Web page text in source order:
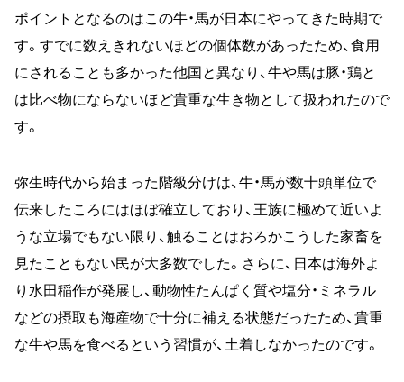
ポイントとなるのはこの牛・馬が日本にやってきた時期で
す。すでに数えきれないほどの個体数があったため、食用
にされることも多かった他国と異なり、牛や馬は豚・鶏と
は比べ物にならないほど貴重な生き物として扱われたので
す。
弥生時代から始まった階級分けは、牛・馬が数十頭単位で
伝来したころにはほぼ確立しており、王族に極めて近いよ
うな立場でもない限り、触ることはおろかこうした家畜を
見たこともない民が大多数でした。さらに、日本は海外よ
り水田稲作が発展し、動物性たんぱく質や塩分・ミネラル
などの摂取も海産物で十分に補える状態だったため、貴重
な牛や馬を食べるという習慣が、土着しなかったのです。